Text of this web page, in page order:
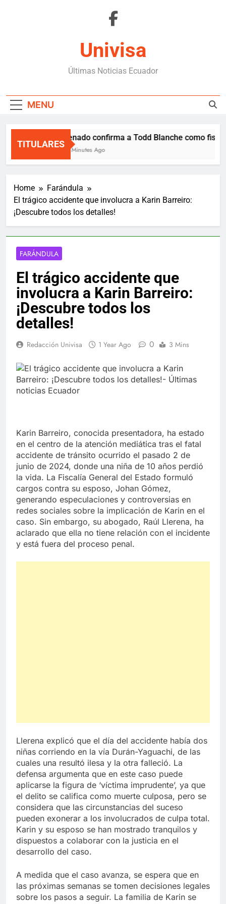
Univisa
Últimas Noticias Ecuador
MENU
TITULARES
Senado confirma a Todd Blanche como
12 Minutes Ago
Home
Farándula
El trágico accidente que involucra a Karin Barreiro:
¡Descubre todos los detalles!
FARÁNDULA
El trágico accidente que
involucra a Karin Barreiro:
¡Descubre todos los
detalles!
Redacción Univisa 1 Year Ago 0 3 Mins
Karin Barreiro, conocida presentadora, ha estado
en el centro de la atención mediática tras el fatal
accidente de tránsito ocurrido el pasado 2 de
junio de 2024, donde una niña de 10 años perdió
la vida. La Fiscalía General del Estado formuló
cargos contra su esposo, Johan Gómez,
generando especulaciones y controversias en
redes sociales sobre la implicación de Karin en el
caso. Sin embargo, su abogado, Raúl Llerena, ha
aclarado que ella no tiene relación con el incidente
y está fuera del proceso penal.
Llerena explicó que el día del accidente había dos
niñas corriendo en la vía Durán-Yaguachi, de las
cuales una resultó ilesa y la otra falleció. La
defensa argumenta que en este caso puede
aplicarse la figura de ‘víctima imprudente’, ya que
el delito se califica como muerte culposa, pero se
considera que las circunstancias del suceso
pueden exonerar a los involucrados de culpa total.
Karin y su esposo se han mostrado tranquilos y
dispuestos a colaborar con la justicia en el
desarrollo del caso.
A medida que el caso avanza, se espera que en
las próximas semanas se tomen decisiones legales
sobre los pasos a seguir. La familia de Karin se